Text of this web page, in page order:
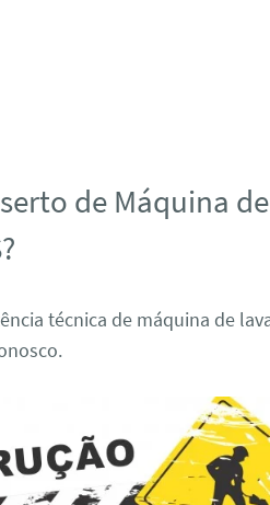
de Máquina
técnica de máquina de